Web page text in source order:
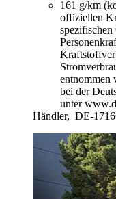
161 g/km
offiziellen
entnommen
bei der
unter
Händler, DE-